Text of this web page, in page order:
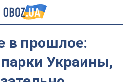
в прошлое:
Украины,